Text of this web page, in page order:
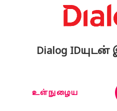
Dialog
உள்நுழைய